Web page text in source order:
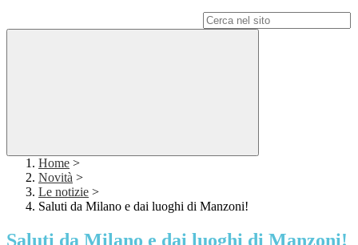
Home >
Novità >
Le notizie >
Saluti da Milano e dai luoghi di Manzoni!
Saluti da Milano e dai luoghi di Manzoni!